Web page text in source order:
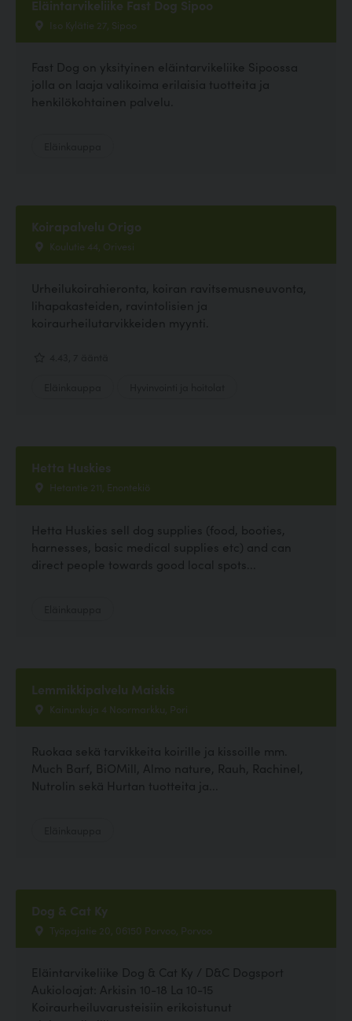
Eläintarvikeliike Fast Dog Sipoo
Iso Kylätie 27, Sipoo
Fast Dog on yksityinen eläintarvikeliike Sipoossa
jolla on laaja valikoima erilaisia tuotteita ja
henkilökohtainen palvelu.
Koirapalvelu Origo
Koulutie 44, Orivesi
Urheilukoirahieronta, koiran ravitsemusneuvonta,
lihapakasteiden, ravintolisien ja
koiraurheilutarvikkeiden myynti.
Hetta Huskies
Hetantie 211, Enontekiö
Hetta Huskies sell dog supplies (food, booties,
harnesses, basic medical supplies etc) and can
direct people towards good local spots...
Lemmikkipalvelu Maiskis
Kainunkuja 4 Noormarkku, Pori
Ruokaa sekä tarvikkeita koirille ja kissoille mm.
Much Barf, BiOMill, Almo nature, Rauh, Rachinel,
Nutrolin sekä Hurtan tuotteita ja...
Dog & Cat Ky
Työpajatie 20, 06150 Porvoo, Porvoo
Eläintarvikeliike Dog & Cat Ky / D&C Dogsport
Aukioloajat: Arkisin 10-18 La 10-15
Koiraurheiluvarusteisiin erikoistunut